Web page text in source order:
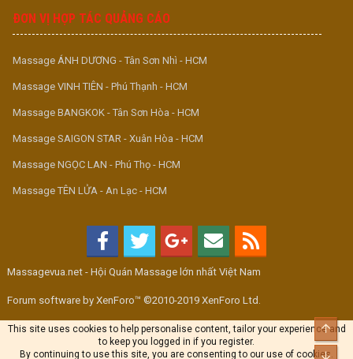
ĐƠN VỊ HỢP TÁC QUẢNG CÁO
Massage ÁNH DƯƠNG - Tân Sơn Nhì - HCM
Massage VINH TIÊN - Phú Thạnh - HCM
Massage BANGKOK - Tân Sơn Hòa - HCM
Massage SAIGON STAR - Xuân Hòa - HCM
Massage NGỌC LAN - Phú Thọ - HCM
Massage TÊN LỬA - An Lạc - HCM
Massagevua.net - Hội Quán Massage lớn nhất Việt Nam
Forum software by XenForo™ ©2010-2019 XenForo Ltd.
This site uses cookies to help personalise content, tailor your experience and
to keep you logged in if you register.
By continuing to use this site, you are consenting to our use of cookies.
Top